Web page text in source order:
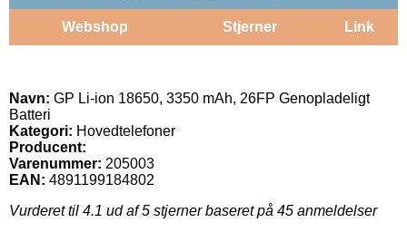
Webshop Stjerner Link
Navn: GP Li-ion 18650, 3350 mAh, 26FP Genopladeligt
Batteri
Kategori: Hovedtelefoner
Producent:
Varenummer: 205003
EAN: 4891199184802
Vurderet til 4.1 ud af 5 stjerner baseret på 45 anmeldelser